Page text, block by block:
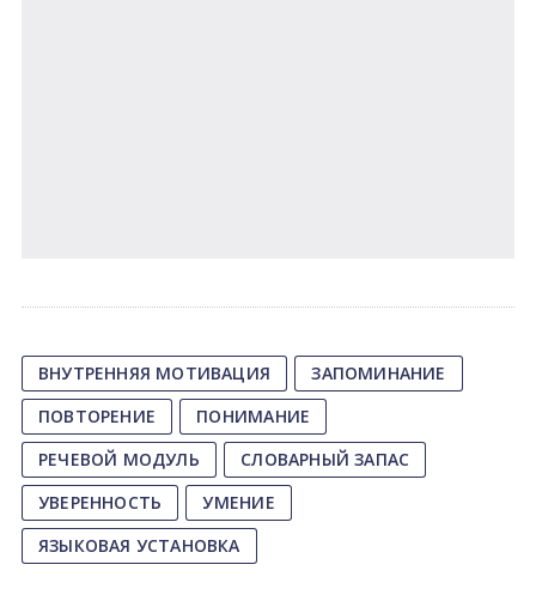
ВНУТРЕННЯЯ МОТИВАЦИЯ
ЗАПОМИНАНИЕ
ПОВТОРЕНИЕ
ПОНИМАНИЕ
РЕЧЕВОЙ МОДУЛЬ
СЛОВАРНЫЙ ЗАПАС
УВЕРЕННОСТЬ
УМЕНИЕ
ЯЗЫКОВАЯ УСТАНОВКА